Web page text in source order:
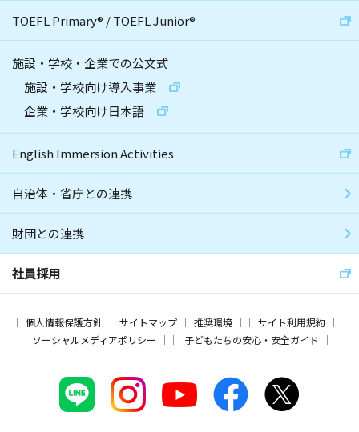
TOEFL Primary® /TOEFL Junior®
施設・学校・企業での公文式
施設・学校向け導入事業
企業・学校向け日本語
English Immersion Activities
自治体・省庁との連携
財団との連携
社員採用
個人情報保護方針 サイトマップ 推奨環境
サイト利用規約
ソーシャルメディアポリシー
子どもたちの安心・安全ガイド